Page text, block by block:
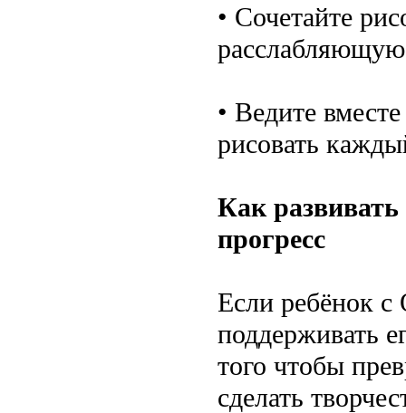
• Сочетайте
• Ведите
рисовать
Как развивать
прогресс
Если ребёнок с
поддерживать
того чтобы
сделать